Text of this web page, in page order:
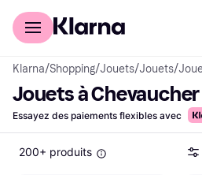
Acheter avec Klarna
Klarna/Shopping/Jouets/Jouets/
Jouets à Chevaucher
Essayez des paiements flexibles avec
200+ produits